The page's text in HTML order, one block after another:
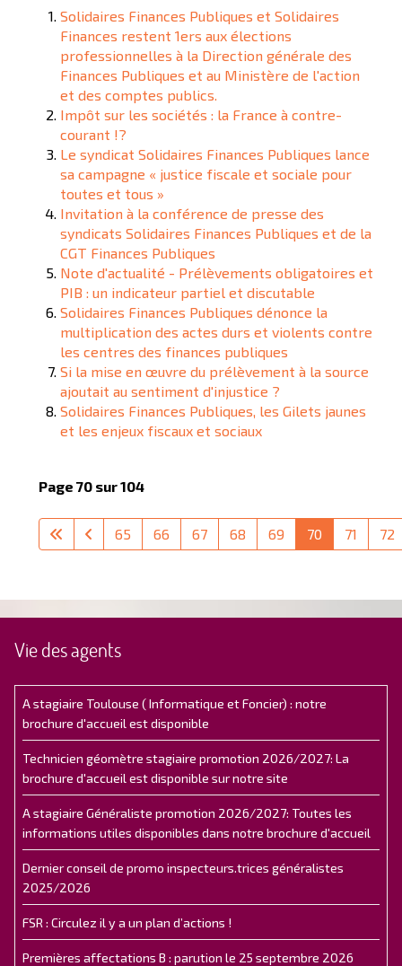
Solidaires Finances Publiques et Solidaires
Finances restent 1ers aux élections
professionnelles à la Direction générale des
Finances Publiques et au Ministère de l'action
et des comptes publics.
Impôt sur les sociétés : la France à contre-
courant !?
Le syndicat Solidaires Finances Publiques lance
sa campagne « justice fiscale et sociale pour
toutes et tous »
Invitation à la conférence de presse des
syndicats Solidaires Finances Publiques et de la
CGT Finances Publiques
Note d'actualité - Prélèvements obligatoires et
PIB : un indicateur partiel et discutable
Solidaires Finances Publiques dénonce la
multiplication des actes durs et violents contre
les centres des finances publiques
Si la mise en œuvre du prélèvement à la source
ajoutait au sentiment d'injustice ?
Solidaires Finances Publiques, les Gilets jaunes
et les enjeux fiscaux et sociaux
Page 70 sur 104
65 66 67 68 69 70 71 72
Vie des agents
A stagiaire Toulouse ( Informatique et Foncier) : notre
brochure d'accueil est disponible
Technicien géomètre stagiaire promotion 2026/2027: La
brochure d'accueil est disponible sur notre site
A stagiaire Généraliste promotion 2026/2027: Toutes les
informations utiles disponibles dans notre brochure d'accueil
Dernier conseil de promo inspecteurs.trices généralistes
2025/2026
FSR : Circulez il y a un plan d’actions !
Premières affectations B : parution le 25 septembre 2026